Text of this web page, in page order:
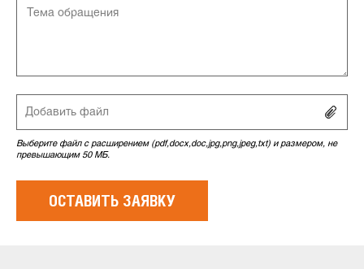
Добавить файл
Выберите файл с расширением (pdf,docx,doc,jpg,png,jpeg,txt) и размером, не
превышающим 50 МБ.